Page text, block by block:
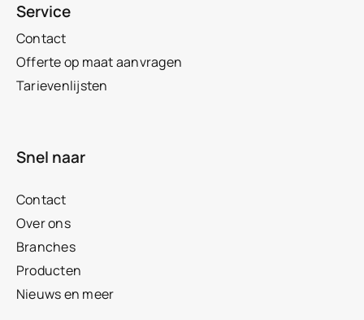
Service
Contact
Offerte op maat aanvragen
Tarievenlijsten
Snel naar
Contact
Over ons
Branches
Producten
Nieuws en meer